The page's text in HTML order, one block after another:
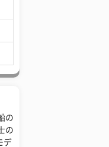
の
の
デ